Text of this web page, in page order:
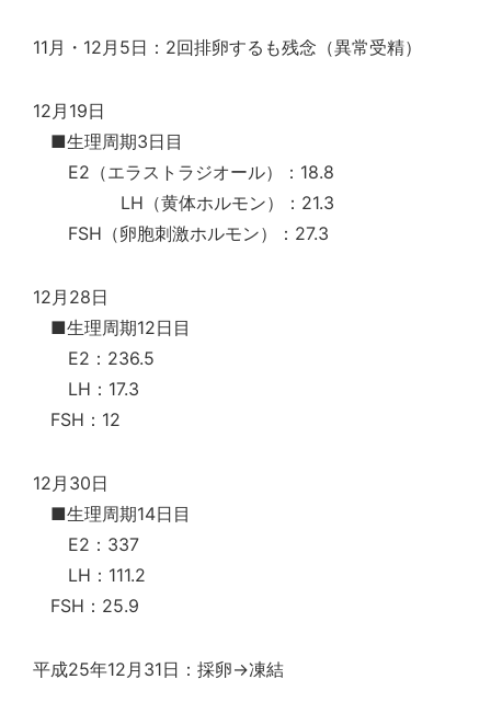
11月・12月5日：2回排卵するも残念（異常受精）
12月19日
■生理周期3日目
E2（エラストラジオール）：18.8
LH（黄体ホルモン）：21.3
FSH（卵胞刺激ホルモン）：27.3
12月28日
■生理周期12日目
E2：236.5
LH：17.3
FSH：12
12月30日
■生理周期14日目
E2：337
LH：111.2
FSH：25.9
平成25年12月31日：採卵→凍結